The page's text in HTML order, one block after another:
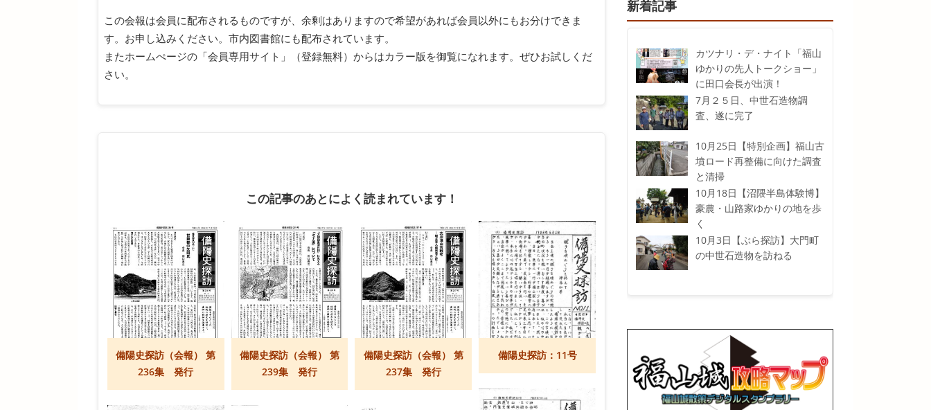
この会報は会員に配布されるものですが、余剰はありますので希望があれば会員以外にもお分けできま
す。お申し込みください。市内図書館にも配布されています。
またホームぺージの「会員専用サイト」（登録無料）からはカラー版を御覧になれます。ぜひお試しくだ
さい。
この記事のあとによく読まれています！
備陽史探訪（会報） 第
236集 発行
備陽史探訪（会報） 第
239集 発行
備陽史探訪（会報） 第
237集 発行
備陽史探訪：11号
新着記事
カツナリ・デ・ナイト「福山
ゆかりの先人トークショー」
に田口会長が出演！
7月２５日、中世石造物調
査、遂に完了
10月25日【特別企画】福山古
墳ロード再整備に向けた調査
と清掃
10月18日【沼隈半島体験博】
豪農・山路家ゆかりの地を歩
く
10月3日【ぶら探訪】大門町
の中世石造物を訪ねる